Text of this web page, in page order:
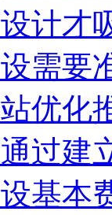
计才
需要
优化
过建
基本